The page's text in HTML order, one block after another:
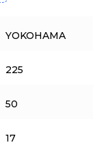
YOKOHAMA
225
50
17